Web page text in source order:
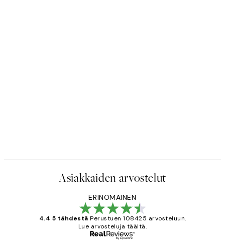
Asiakkaiden arvostelut
ERINOMAINEN
4.4 5 tähdestä Perustuen 108425 arvosteluun.
Lue arvosteluja täältä.